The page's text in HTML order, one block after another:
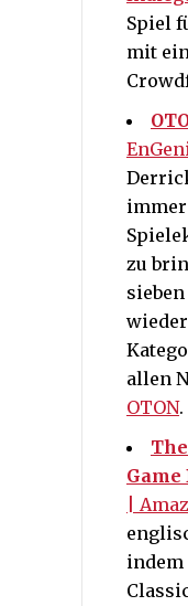
Spiel
mit
zu
allen
OTON.
Game
|
indem